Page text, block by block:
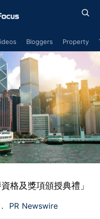
Bloggers Property
格及獎項頒授典禮」
PR Newswire